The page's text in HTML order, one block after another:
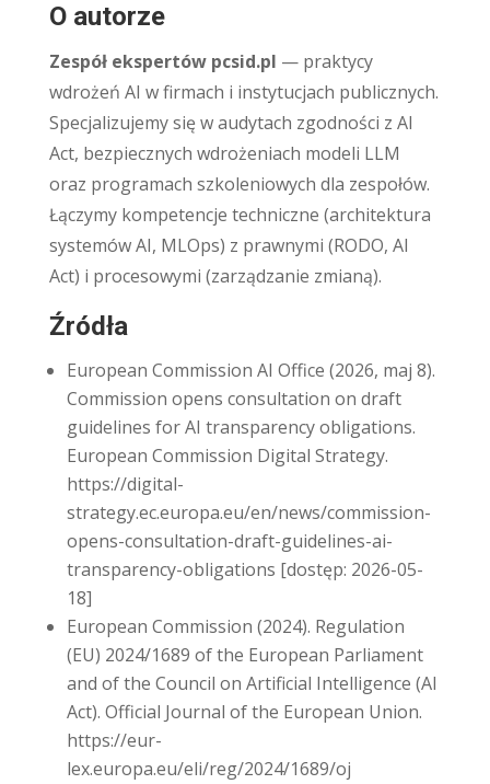
O autorze
Zespół ekspertów pcsid.pl — praktycy
wdrożeń AI w firmach i instytucjach publicznych.
Specjalizujemy się w audytach zgodności z AI
Act, bezpiecznych wdrożeniach modeli LLM
oraz programach szkoleniowych dla zespołów.
Łączymy kompetencje techniczne (architektura
systemów AI, MLOps) z prawnymi (RODO, AI
Act) i procesowymi (zarządzanie zmianą).
Źródła
European Commission AI Office (2026, maj 8).
Commission opens consultation on draft
guidelines for AI transparency obligations.
European Commission Digital Strategy.
https://digital-
strategy.ec.europa.eu/en/news/commission-
opens-consultation-draft-guidelines-ai-
transparency-obligations [dostęp: 2026-05-
18]
European Commission (2024). Regulation
(EU) 2024/1689 of the European Parliament
and of the Council on Artificial Intelligence (AI
Act). Official Journal of the European Union.
https://eur-
lex.europa.eu/eli/reg/2024/1689/oj